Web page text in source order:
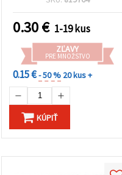
0.30€ 1-19 kus
ZĽAVY
PRE MNOŽSTVO
0.15 €- 50 % 20 kus +
KÚPIŤ